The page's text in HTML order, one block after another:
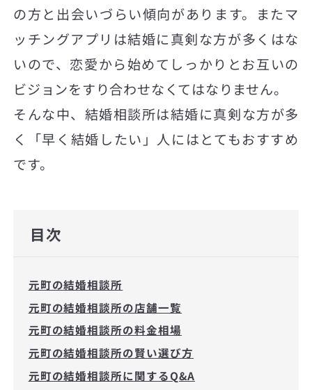
の方と出会いづらい傾向があります。またマ
ッチングアプリは結婚に真剣な方が多くはな
いので、恋愛から始めてしっかりとお互いの
ビジョンをすり合わせなくてはなりません。
そんな中、結婚相談所は結婚に真剣な方が多
く「早く結婚したい」人にはとてもおすすめ
です。
目次
元町の結婚相談所
元町の結婚相談所の店舗一覧
元町の結婚相談所の料金相場
元町の結婚相談所の賢い選び方
元町の結婚相談所に関するQ&A